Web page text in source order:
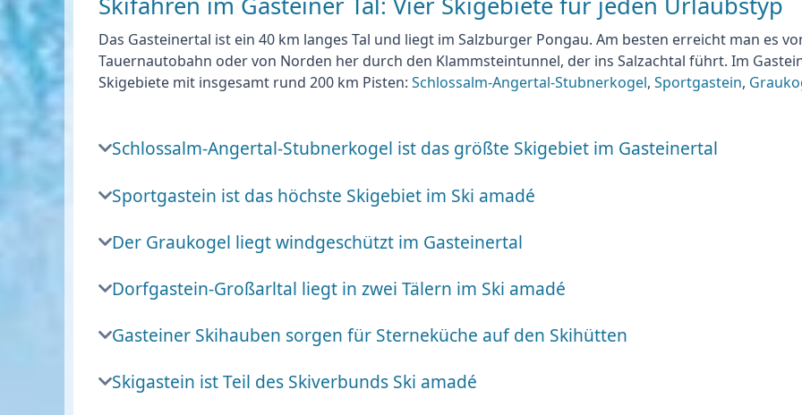
Das Gasteinertal ist ein40 km langes Tal und liegt im Salzburger Pongau. Am besten erreicht man es
Tauernautobahn oder von Norden her durch den Klammsteintunnel, der ins Salzachtal führt. Im
Skigebiete mit insgesamt rund 200 km Pisten:Schlossalm-Angertal-Stubnerkogel,Sportgastein,
Schlossalm-Angertal-Stubnerkogel ist das größte Skigebiet im Gasteinertal
Sportgastein ist das höchste Skigebiet im Ski amadé
Der Graukogel liegt windgeschützt im Gasteinertal
Dorfgastein-Großarltal liegt in zwei Tälern im Ski amadé
Gasteiner Skihauben sorgen für Sterneküche auf den Skihütten
Skigastein ist Teil des Skiverbunds Ski amadé